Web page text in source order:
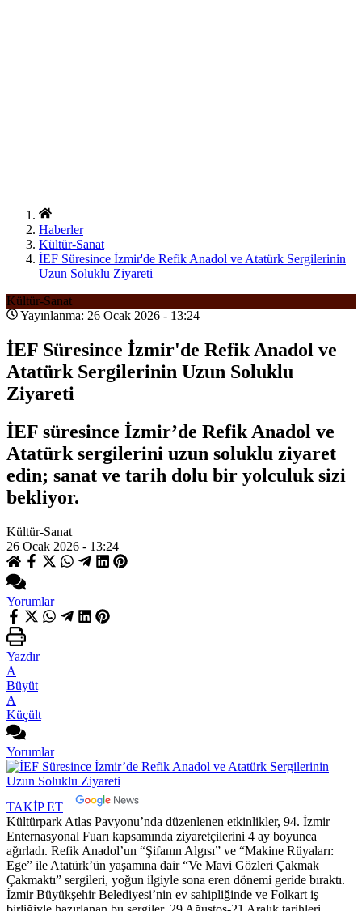
Haberler
Kültür-Sanat
İEF Süresince İzmir'de Refik Anadol ve Atatürk Sergilerinin
Uzun Soluklu Ziyareti
Kültür-Sanat
Yayınlanma: 26 Ocak 2026 - 13:24
İEF Süresince İzmir'de Refik Anadol ve
Atatürk Sergilerinin Uzun Soluklu
Ziyareti
İEF süresince İzmir’de Refik Anadol ve
Atatürk sergilerini uzun soluklu ziyaret
edin; sanat ve tarih dolu bir yolculuk sizi
bekliyor.
Kültür-Sanat
26 Ocak 2026 - 13:24
Yorumlar
Yazdır
A
Büyüt
A
Küçült
Yorumlar
TAKİP ET
Kültürpark Atlas Pavyonu’nda düzenlenen etkinlikler, 94. İzmir
Enternasyonal Fuarı kapsamında ziyaretçilerini 4 ay boyunca
ağırladı. Refik Anadol’un “Şifanın Algısı” ve “Makine Rüyaları:
Ege” ile Atatürk’ün yaşamına dair “Ve Mavi Gözleri Çakmak
Çakmaktı” sergileri, yoğun ilgiyle sona eren dönemi geride bıraktı.
İzmir Büyükşehir Belediyesi’nin ev sahipliğinde ve Folkart iş